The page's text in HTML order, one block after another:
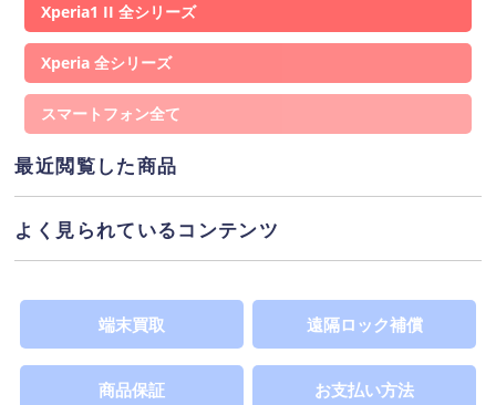
ネットワーク利用制限
「▲」が表示されている場合、この端末を元々の所有
者が購入した時の”分割支払いの残債”が残っている状
態を指し、(1%程度の割合)で通信制限がかかることが
あるため大幅に安価提供しています。※Wi-Fi回線利
用の場合は影響を受けません。「○」表示は、端末代
SIMカードサイズ
この製品が対応するSIMカードのサイズを表示してい
ます。詳しくは
スマートフォン
Xperia
Xperia1 II
最近閲覧した商品
よく見られているコンテンツ
端末買取 遠隔ロック補償
商品保証 お支払い方法